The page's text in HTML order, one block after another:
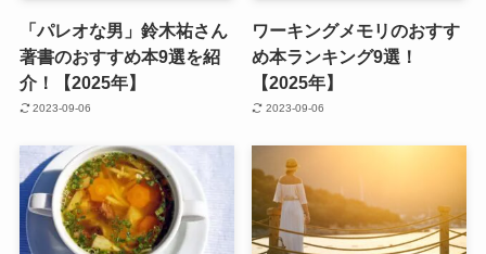
「パレオな男」鈴木祐さん
著書のおすすめ本9選を紹
介！【2025年】
2023-09-06
ワーキングメモリのおすす
め本ランキング9選！
【2025年】
2023-09-06